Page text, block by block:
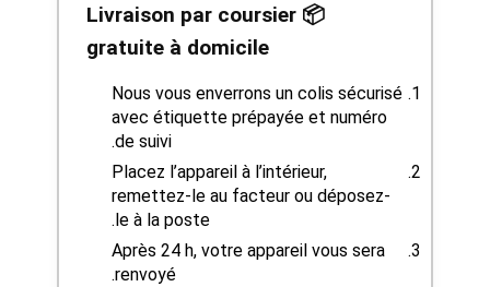
📦 Livraison par coursier
gratuite à domicile
Nous vous enverrons un colis sécurisé
avec étiquette prépayée et numéro
de suivi.
Placez l’appareil à l’intérieur,
remettez-le au facteur ou déposez-
le à la poste.
Après 24 h, votre appareil vous sera
renvoyé.